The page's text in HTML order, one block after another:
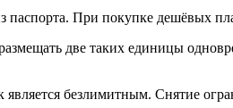
При покупке дешёвых
две таких единицы
безлимитным. Снятие